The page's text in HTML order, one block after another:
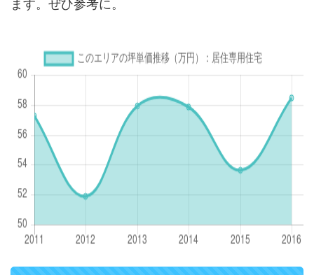
ます。ぜひ参考に。